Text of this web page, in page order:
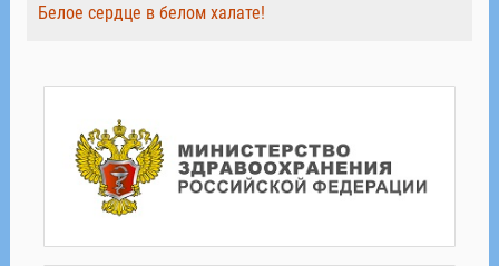
Белое сердце в белом халате!